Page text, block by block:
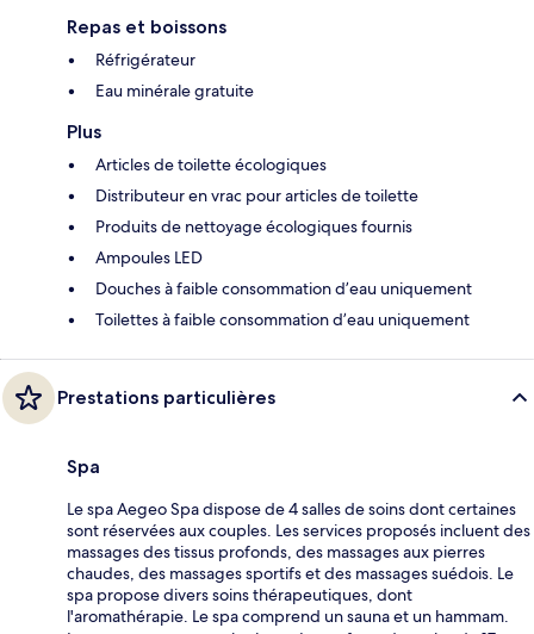
Repas et boissons
Réfrigérateur
Eau minérale gratuite
Plus
Articles de toilette écologiques
Distributeur en vrac pour articles de toilette
Produits de nettoyage écologiques fournis
Ampoules LED
Douches à faible consommation d’eau uniquement
Toilettes à faible consommation d’eau uniquement
Prestations particulières
Spa
Le spa Aegeo Spa dispose de 4 salles de soins dont certaines
sont réservées aux couples. Les services proposés incluent des
massages des tissus profonds, des massages aux pierres
chaudes, des massages sportifs et des massages suédois. Le
spa propose divers soins thérapeutiques, dont
l'aromathérapie. Le spa comprend un sauna et un hammam.